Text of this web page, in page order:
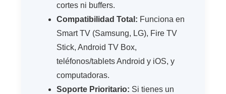
cortes ni buffers.
Compatibilidad Total: Funciona en
Smart TV (Samsung, LG), Fire TV
Stick, Android TV Box,
teléfonos/tablets Android y iOS, y
computadoras.
Soporte Prioritario: Si tienes un